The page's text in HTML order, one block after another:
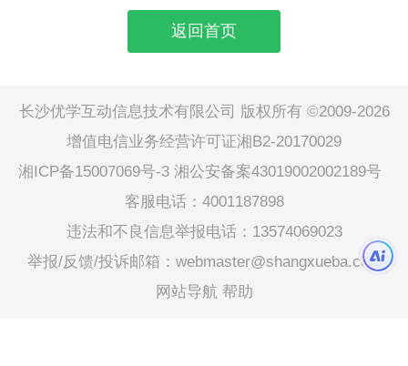
返回首页
长沙优学互动信息技术有限公司 版权所有 ©2009-2026
增值电信业务经营许可证湘B2-20170029
湘ICP备15007069号-3 湘公安备案43019002002189号
客服电话：4001187898
违法和不良信息举报电话：13574069023
举报/反馈/投诉邮箱：webmaster@shangxueba.com
网站导航 帮助